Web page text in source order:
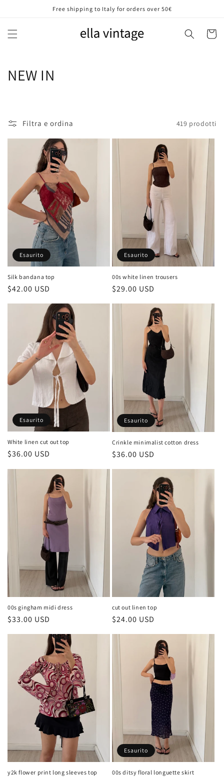
direttamenteFree shipping to Italy for orders over 50€
Carrello
C
l
o
e
:
NEW IN
Filtra e ordina 419 prodotti
Esaurito
Silk bandana top
Prezzo
di
$42.00 USD
Esaurito
00s white linen trousers
Prezzo
di
$29.00 USD
Esaurito
White linen cut out top
Prezzo
listino
$36.00 USD
Esaurito
Crinkle minimalist cotton dress
Prezzo
$36.00 USD
00s gingham midi dress
Prezzo
$33.00 USD
cut out linen top
Prezzo
listino
$24.00 USD
y2k flower print long sleeves top
Esaurito
00s ditsy floral longuette skirt